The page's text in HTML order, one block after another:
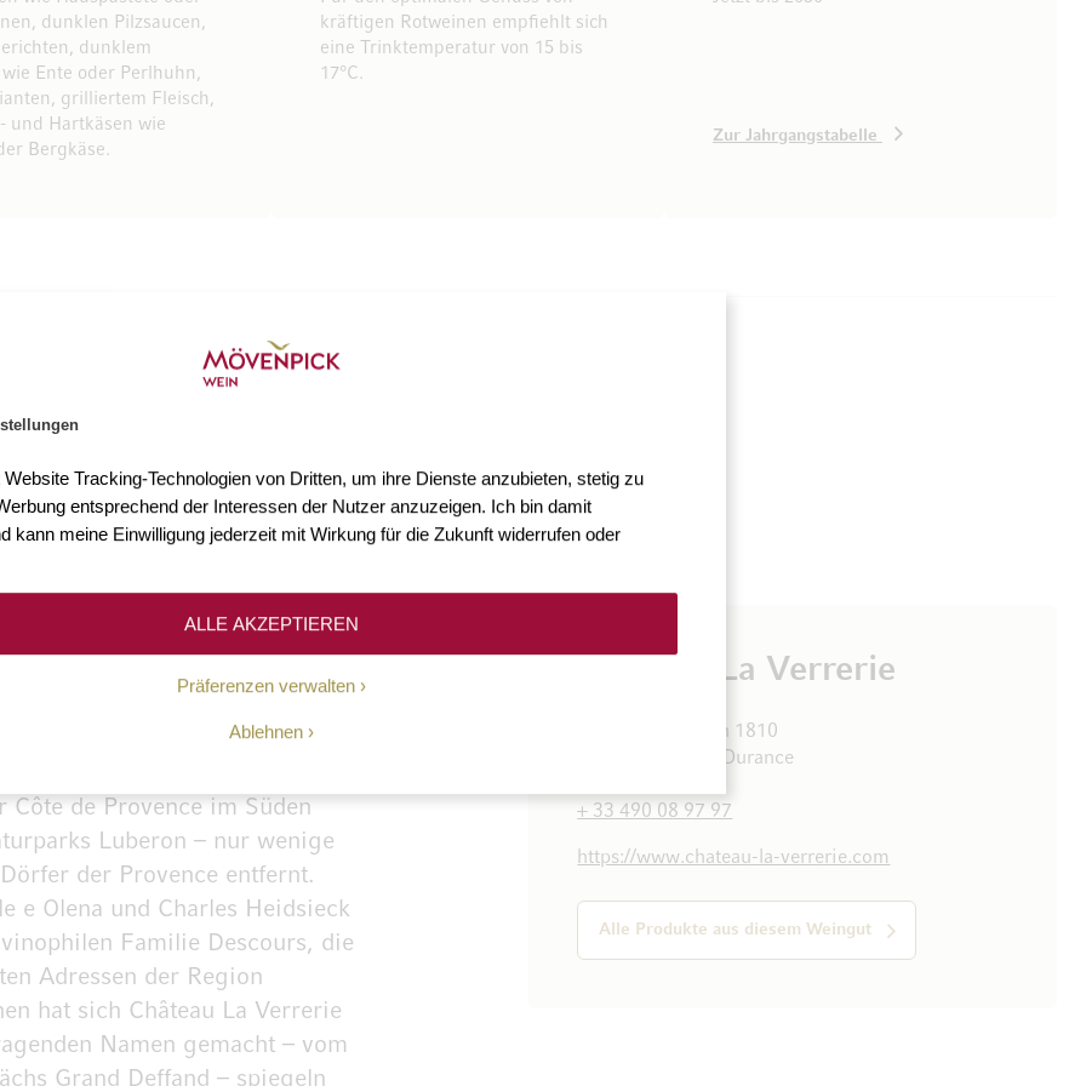
Tracking-Technologien von Dritten, um ihre Dienste anzubieten, stetig zu
entsprechend der Interessen der Nutzer anzuzeigen. Ich bin damit
kann meine Einwilligung jederzeit mit Wirkung für die Zukunft widerrufen oder
Präferenzen verwalten
Ablehnen
ALLE AKZEPTIEREN
dunklen Pilzsaucen,
dunklem
Ente oder Perlhuhn,
grilliertem Fleisch,
und Hartkäsen wie
Bergkäse.
kräftigen Rotweinen empfiehlt sich
eine Trinktemperatur von 15 bis
17°C.
Zur Jahrgangstabelle
Wein
Château La Verrerie
Route du Luberon 1810
84360 Puget sur Durance
+ 33 490 08 97 97
https://www.chateau-la-verrerie.com
Alle Produkte aus diesem Weingut
de Provence im Süden
Luberon – nur wenige
der Provence entfernt.
e Olena und Charles Heidsieck
Familie Descours, die
Adressen der Region
hat sich Château La Verrerie
Namen gemacht – vom
Grand Deffand – spiegeln